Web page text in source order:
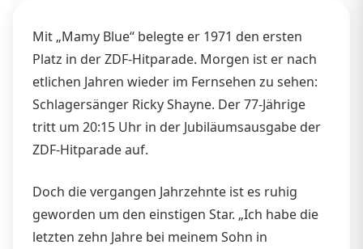
Mit „Mamy Blue“ belegte er 1971 den ersten
Platz in der ZDF-Hitparade. Morgen ist er nach
etlichen Jahren wieder im Fernsehen zu sehen:
Schlagersänger Ricky Shayne. Der 77-Jährige
tritt um 20:15 Uhr in der Jubiläumsausgabe der
ZDF-Hitparade auf.
Doch die vergangen Jahrzehnte ist es ruhig
geworden um den einstigen Star. „Ich habe die
letzten zehn Jahre bei meinem Sohn in